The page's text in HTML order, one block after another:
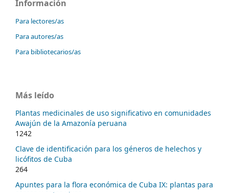
Información
Para lectores/as
Para autores/as
Para bibliotecarios/as
Más leído
Plantas medicinales de uso significativo en comunidades
Awajún de la Amazonía peruana
1242
Clave de identificación para los géneros de helechos y
licófitos de Cuba
264
Apuntes para la flora económica de Cuba IX: plantas para